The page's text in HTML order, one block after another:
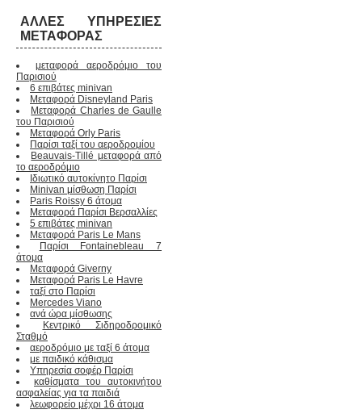
ΆΛΛΕΣ ΥΠΗΡΕΣΊΕΣ
ΜΕΤΑΦΟΡΆΣ
μεταφορά αεροδρόμιο του
Παρισιού
6 επιβάτες minivan
Μεταφορά Disneyland Paris
Μεταφορά Charles de Gaulle
του Παρισιού
Μεταφορά Orly Paris
Παρίσι ταξί του αεροδρομίου
Beauvais-Tillé μεταφορά από
το αεροδρόμιο
Ιδιωτικό αυτοκίνητο Παρίσι
Minivan μίσθωση Παρίσι
Paris Roissy 6 άτομα
Μεταφορά Παρίσι Βερσαλλίες
5 επιβάτες minivan
Μεταφορά Paris Le Mans
Παρίσι Fontainebleau 7
άτομα
Μεταφορά Giverny
Μεταφορά Paris Le Havre
ταξί στο Παρίσι
Mercedes Viano
ανά ώρα μίσθωσης
Κεντρικό Σιδηροδρομικό
Σταθμό
αεροδρόμιο με ταξί 6 άτομα
με παιδικό κάθισμα
Υπηρεσία σοφέρ Παρίσι
καθίσματα του αυτοκινήτου
ασφαλείας για τα παιδιά
λεωφορείο μέχρι 16 άτομα